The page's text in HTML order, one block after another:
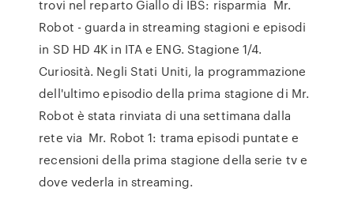
trovi nel reparto Giallo di IBS: risparmia Mr.
Robot - guarda in streaming stagioni e episodi
in SD HD 4K in ITA e ENG. Stagione 1/4.
Curiosità. Negli Stati Uniti, la programmazione
dell'ultimo episodio della prima stagione di Mr.
Robot è stata rinviata di una settimana dalla
rete via Mr. Robot 1: trama episodi puntate e
recensioni della prima stagione della serie tv e
dove vederla in streaming.